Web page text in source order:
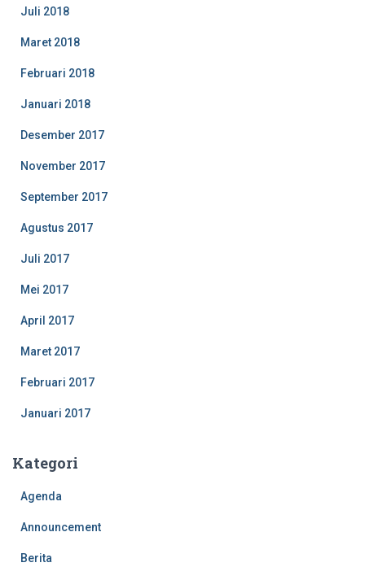
Juli 2018
Maret 2018
Februari 2018
Januari 2018
Desember 2017
November 2017
September 2017
Agustus 2017
Juli 2017
Mei 2017
April 2017
Maret 2017
Februari 2017
Januari 2017
Kategori
Agenda
Announcement
Berita